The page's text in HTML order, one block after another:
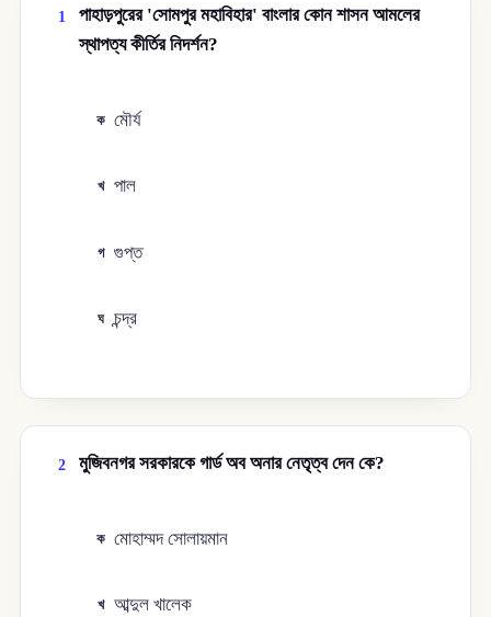
1
পাহাড়পুরের 'সোমপুর মহাবিহার' বাংলার কোন শাসন আমলের
স্থাপত্য কীর্তির নিদর্শন?
ক মৌর্য
খ পাল
গ গুপ্ত
ঘ চন্দ্র
2 মুজিবনগর সরকারকে গার্ড অব অনার নেতৃত্ব দেন কে?
ক মোহাম্মদ সোলায়মান
খ আব্দুল খালেক